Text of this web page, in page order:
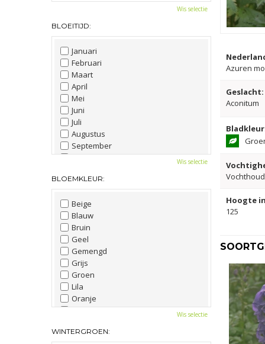
Azuren
Geslacht:
Aconitum
Hoogte
125
Wis selectie
BLOEITIJD:
Januari
Februari
Maart
April
Mei
Juni
Juli
Augustus
September
Oktober
December
Wis selectie
BLOEMKLEUR:
Beige
Blauw
Bruin
Geel
Gemengd
Grijs
Groen
Lila
Oranje
Paars
Roze
Wis selectie
WINTERGROEN: